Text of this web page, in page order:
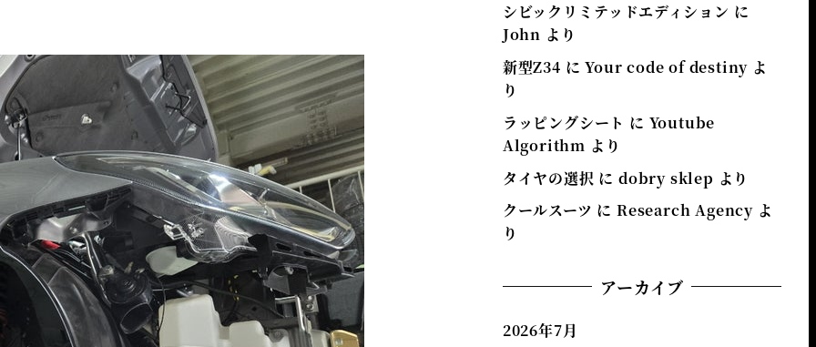
シビックリミテッドエディション に
John より
新型Z34 にYour code of destiny よ
り
ラッピングシート に Youtube
Algorithm より
タイヤの選択 にdobry sklep より
クールスーツ にResearch Agency よ
り
アーカイブ
2026年7月